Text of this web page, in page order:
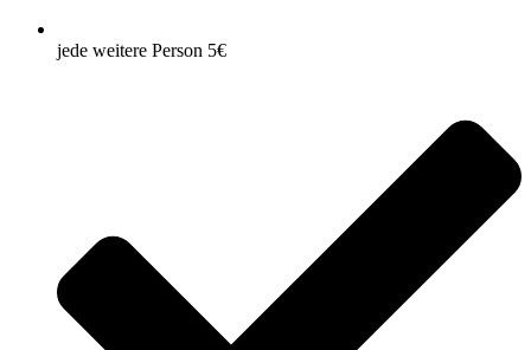
jede weitere Person 5€